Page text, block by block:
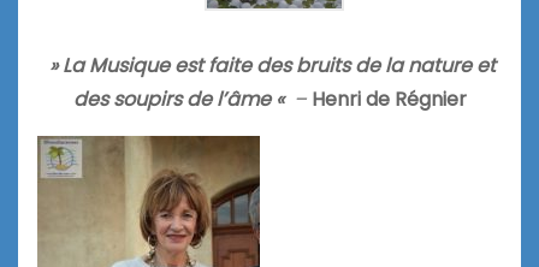
» La Musique est faite des bruits de la nature et
des soupirs de l’âme « – Henri de Régnier